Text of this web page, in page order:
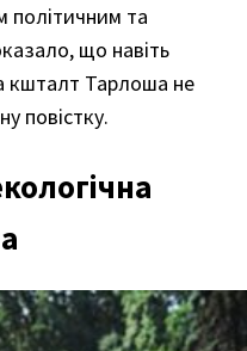
політичним та
що навіть
кшталт Тарлоша не
повістку.